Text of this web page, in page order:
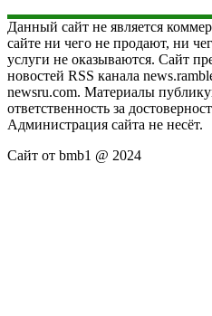
Данный сайт не является
сайте ни чего не продают, ни
услуги не оказываются. Сайт
новостей RSS канала
newsru.com. Материалы
ответственность за
Администрация сайта не несёт.
Сайт от bmb1 @ 2024